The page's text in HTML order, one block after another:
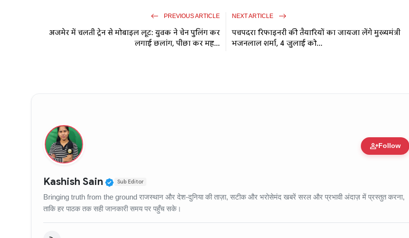
PREVIOUS ARTICLE
अजमेर में चलती ट्रेन से मोबाइल लूट: युवक ने चेन पुलिंग कर
लगाई छलांग, पीछा कर मह...
NEXT ARTICLE
पचपदरा रिफाइनरी की तैयारियों का जायजा लेंगे मुख्यमंत्री
भजनलाल शर्मा, 4 जुलाई को...
person_addFollow
Kashish Sain Verified Public Figure • 11 Jun, 2026
Sub Editor
Bringing truth from the ground राजस्थान और देश-दुनिया की ताज़ा, सटीक और भरोसेमंद खबरें सरल और प्रभावी अंदाज़ में प्रस्तुत करना,
ताकि हर पाठक तक सही जानकारी समय पर पहुँच सके।